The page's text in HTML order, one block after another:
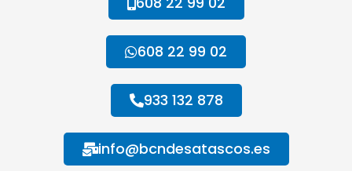
608 22 99 02
933 132 878
info@bcndesatascos.es